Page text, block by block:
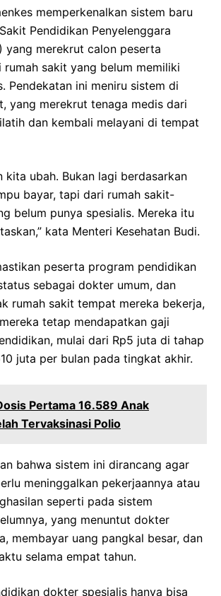
memperkenalkan sistem baru
Pendidikan Penyelenggara
yang merekrut calon peserta
rumah sakit yang belum memiliki
Pendekatan ini meniru sistem di
yang merekrut tenaga medis dari
dan kembali melayani di tempat
kita ubah. Bukan lagi berdasarkan
bayar, tapi dari rumah sakit-
belum punya spesialis. Mereka itu
kata Menteri Kesehatan Budi.
peserta program pendidikan
sebagai dokter umum, dan
rumah sakit tempat mereka bekerja,
tetap mendapatkan gaji
mulai dari Rp5 juta di tahap
juta per bulan pada tingkat akhir.
Pertama 16.589 Anak
Tervaksinasi Polio
bahwa sistem ini dirancang agar
meninggalkan pekerjaannya atau
seperti pada sistem
yang menuntut dokter
membayar uang pangkal besar, dan
selama empat tahun.
dokter spesialis hanya bisa